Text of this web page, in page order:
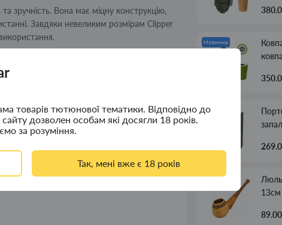
товарів тютюнової тематики. Відповідно до
дозволен особам які досягли 18 років.
за розуміння.
Так, мені вже є 18 років
зручність. Вона має міцну конструкцію,
Завдяки невеликим розмірам Clipper
у повсякденному житті. Її
Новинка
Новинка
Новинка
13см